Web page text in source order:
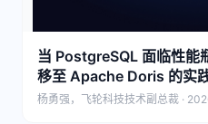
当 PostgreSQL 面临性
移至 Apache Doris 的实
杨勇强，飞轮科技技术副总裁 ·